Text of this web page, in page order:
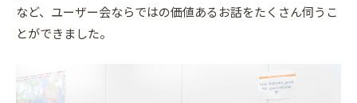
など、ユーザー会ならではの価値あるお話をたくさん伺うこ
とができました。